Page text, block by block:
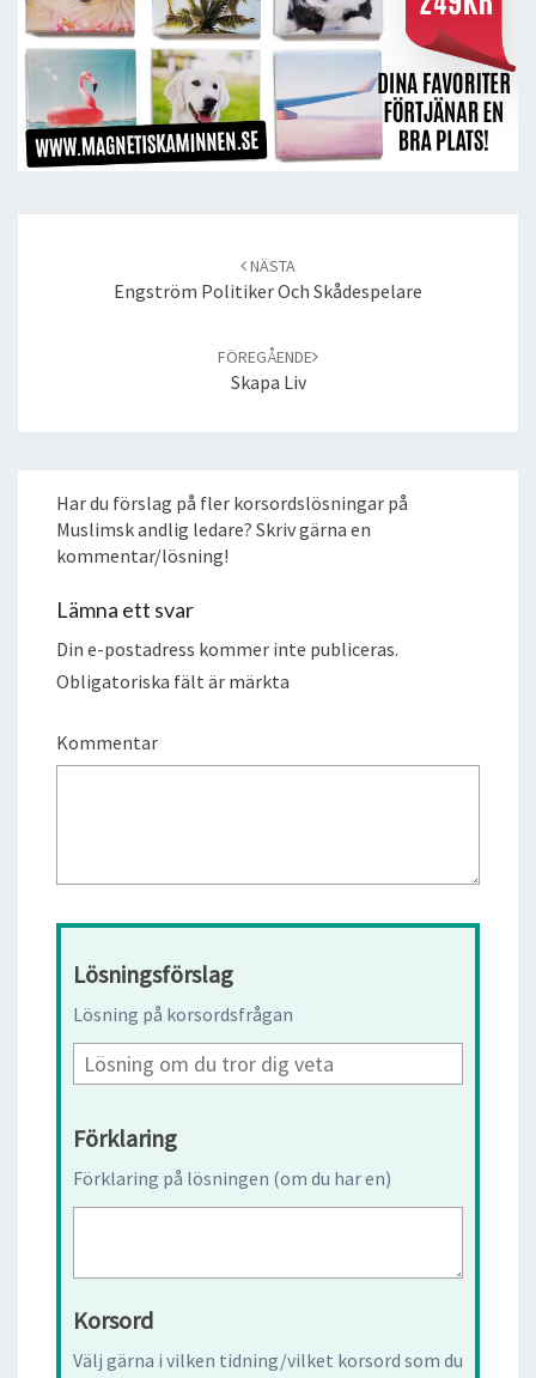
NÄSTA
Engström Politiker Och Skådespelare
FÖREGÅENDE
Skapa Liv
Har du förslag på fler korsordslösningar på
Muslimsk andlig ledare? Skriv gärna en
kommentar/lösning!
Lämna ett svar
Din e-postadress kommer inte publiceras.
Obligatoriska fält är märkta
Kommentar
Lösningsförslag
Lösning på korsordsfrågan
Förklaring
Förklaring på lösningen (om du har en)
Korsord
Välj gärna i vilken tidning/vilket korsord som du